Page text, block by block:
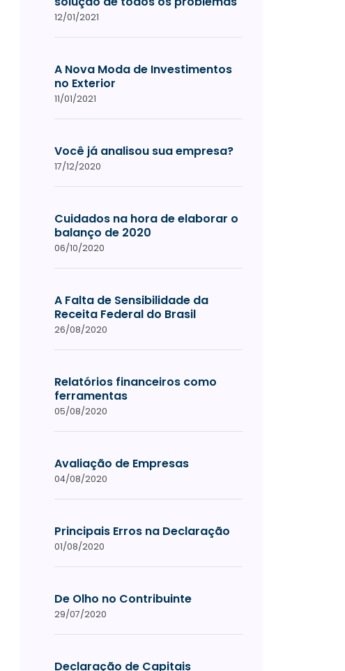
12/01/2021
A Nova Moda de Investimentos
no Exterior
11/01/2021
Você já analisou sua empresa?
17/12/2020
Cuidados na hora de elaborar o
balanço de 2020
06/10/2020
A Falta de Sensibilidade da
Receita Federal do Brasil
26/08/2020
Relatórios financeiros como
ferramentas
05/08/2020
Avaliação de Empresas
04/08/2020
Principais Erros na Declaração
01/08/2020
De Olho no Contribuinte
29/07/2020
Declaração de Capitais